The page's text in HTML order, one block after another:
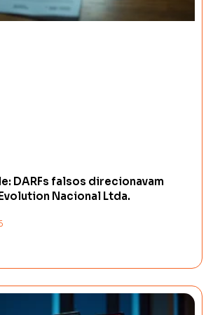
DARFs falsos direcionavam
Nacional Ltda.